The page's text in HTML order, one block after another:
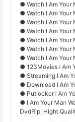
● Watch I Am Your
● Watch I Am Your
● Watch I Am Your
● Watch I Am Your
● Watch I Am Your
● Watch I Am Your
● Watch I Am Your
● 123Movies I Am
● Streaming I Am
● Download I Am
● Putlocker I Am
● I Am Your Man
DvdRip, Hight